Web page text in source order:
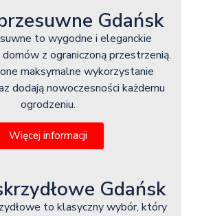
Gdańsk
to wygodne i eleganckie
z ograniczoną przestrzenią.
maksymalne wykorzystanie
dodają nowoczesności każdemu
ogrodzeniu.
Więcej informacji
Gdańsk
to klasyczny wybór, który